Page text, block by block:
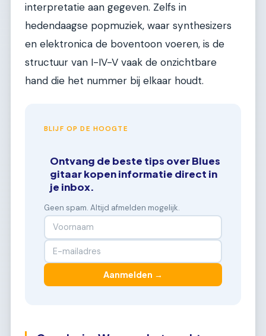
interpretatie aan gegeven. Zelfs in
hedendaagse popmuziek, waar synthesizers
en elektronica de boventoon voeren, is de
structuur van I-IV-V vaak de onzichtbare
hand die het nummer bij elkaar houdt.
BLIJF OP DE HOOGTE
Ontvang de beste tips over Blues
gitaar kopen informatie direct in
je inbox.
Geen spam. Altijd afmelden mogelijk.
Aanmelden →